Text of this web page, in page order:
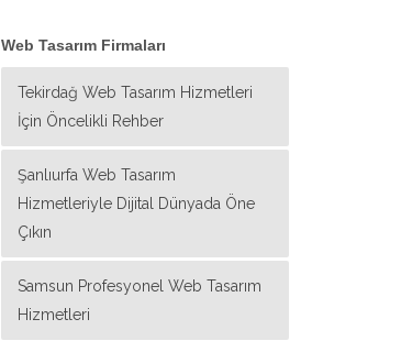
Web Tasarım Firmaları
Tekirdağ Web Tasarım Hizmetleri
İçin Öncelikli Rehber
Şanlıurfa Web Tasarım
Hizmetleriyle Dijital Dünyada Öne
Çıkın
Samsun Profesyonel Web Tasarım
Hizmetleri